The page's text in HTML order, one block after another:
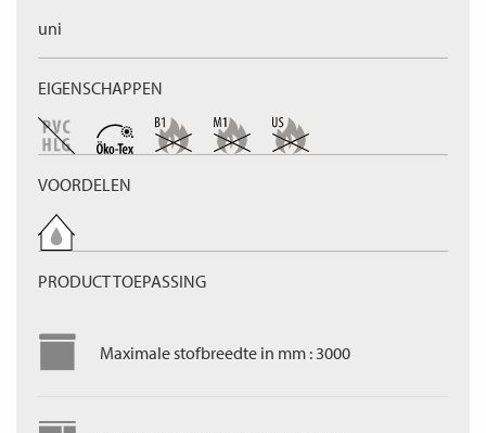
uni
EIGENSCHAPPEN
VOORDELEN
PRODUCT TOEPASSING
Maximale stofbreedte in mm : 3000